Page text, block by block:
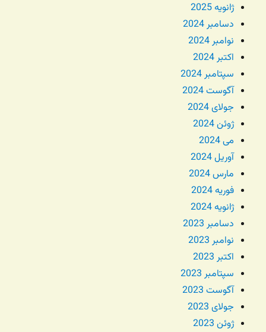
ژانویه 2025
دسامبر 2024
نوامبر 2024
اکتبر 2024
سپتامبر 2024
آگوست 2024
جولای 2024
ژوئن 2024
می 2024
آوریل 2024
مارس 2024
فوریه 2024
ژانویه 2024
دسامبر 2023
نوامبر 2023
اکتبر 2023
سپتامبر 2023
آگوست 2023
جولای 2023
ژوئن 2023